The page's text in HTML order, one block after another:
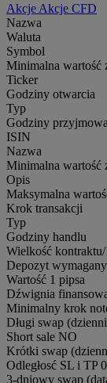
Akcje Akcje CFD
Nazwa
Waluta
Symbol
Minimalna wartość
Ticker
Godziny otwarcia
Typ
Godziny
ISIN
Nazwa
Minimalna wartość
Opis
Maksymalna
Krok transakcji
Typ
Godziny handlu
Wielkość
Depozyt
Wartość 1 pipsa
Dźwignia
Minimalny krok
Długi swap
Short sale NO
Krótki swap
Odległosć SL i TP 0
3-dniowy swap